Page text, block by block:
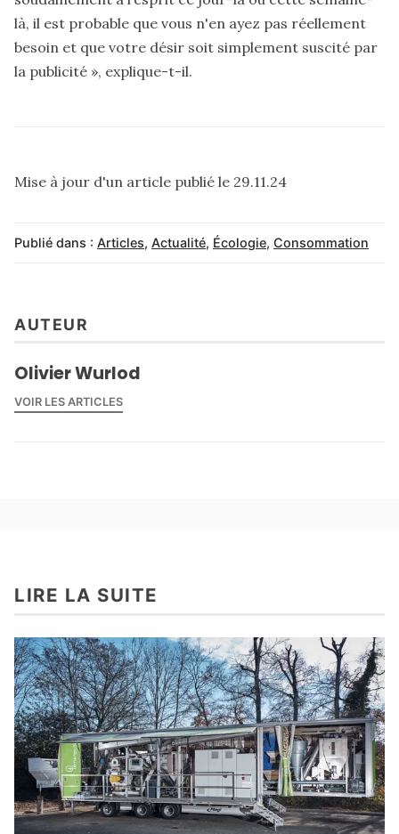
là, il est probable que vous n'en ayez pas réellement
besoin et que votre désir soit simplement suscité par
la publicité », explique-t-il.
Mise à jour d'un article publié le 29.11.24
Publié dans : Articles, Actualité, Écologie, Consommation
AUTEUR
Olivier Wurlod
VOIR LES ARTICLES
LIRE LA SUITE